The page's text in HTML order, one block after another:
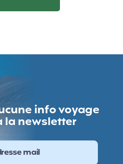
info voyage
la newsletter